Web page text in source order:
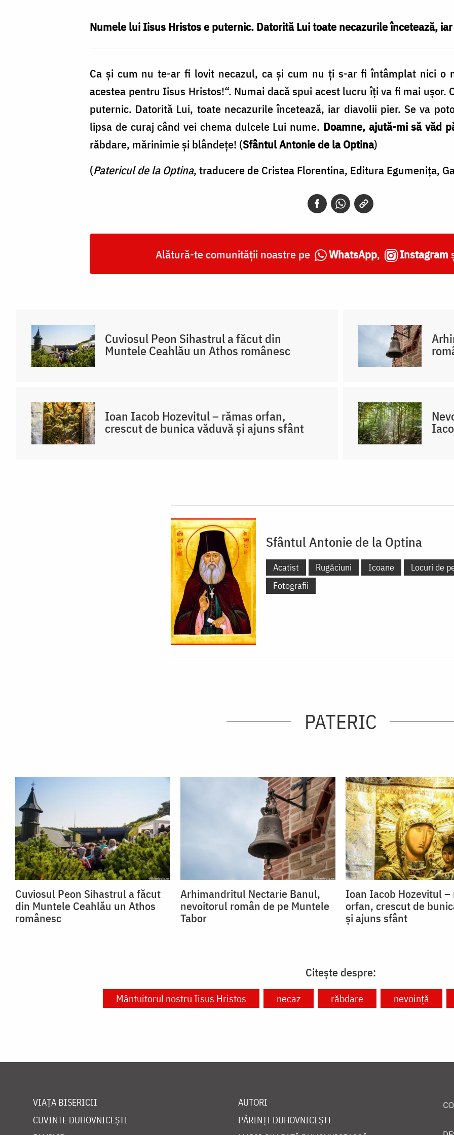
Numele lui Iisus Hristos e puternic. Datorită Lui toate necazurile încetează,
Ca şi cum nu te-ar fi lovit necazul, ca şi cum nu ţi s-ar fi întâmplat nici o
acestea pentru Iisus Hristos!“. Numai dacă spui acest lucru îţi va fi mai uşor.
puternic. Datorită Lui, toate necazurile încetează, iar diavolii pier. Se va
lipsa de curaj când vei chema dulcele Lui nume. Doamne, ajută-mi să văd
răbdare, mărinimie şi blândeţe! (Sfântul Antonie de la Optina)
(Patericul de la Optina, traducere de Cristea Florentina, Editura Egumenița,
Alătură-te comunității noastre pe WhatsApp, Instagram
Cuviosul Peon Sihastrul a făcut din
Muntele Ceahlău un Athos românesc
Ioan Iacob Hozevitul – rămas orfan,
crescut de bunica văduvă și ajuns sfânt
Sfântul Antonie de la Optina
Acatist Rugăciuni Icoane
Locuri de
Fotografii
PATERIC
Cuviosul Peon Sihastrul a făcut
din Muntele Ceahlău un Athos
românesc
Arhimandritul Nectarie Banul,
nevoitorul român de pe Muntele
Tabor
Ioan Iacob Hozevitul –
orfan, crescut de
și ajuns sfânt
Citește despre:
Mântuitorul nostru Iisus Hristos necaz răbdare nevoință
VIAȚA BISERICII
CUVINTE DUHOVNICEȘTI
AUTORI
PĂRINȚI DUHOVNICEȘTI